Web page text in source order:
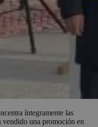
íntegramente las
vendido una promoción en